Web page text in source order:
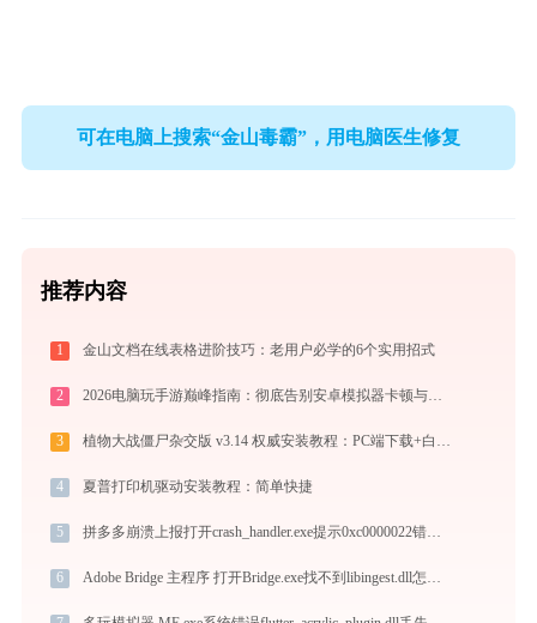
可在电脑上搜索“金山毒霸”，用电脑医生修复
推荐内容
1 金山文档在线表格进阶技巧：老用户必学的6个实用招式
2 2026电脑玩手游巅峰指南：彻底告别安卓模拟器卡顿与捆绑，体验官方原生多端互通
3 植物大战僵尸杂交版 v3.14 权威安装教程：PC端下载+白屏闪退完美解决
4 夏普打印机驱动安装教程：简单快捷
5 拼多多崩溃上报打开crash_handler.exe提示0xc0000022错误码怎么办
6 Adobe Bridge 主程序 打开Bridge.exe找不到libingest.dll怎么办